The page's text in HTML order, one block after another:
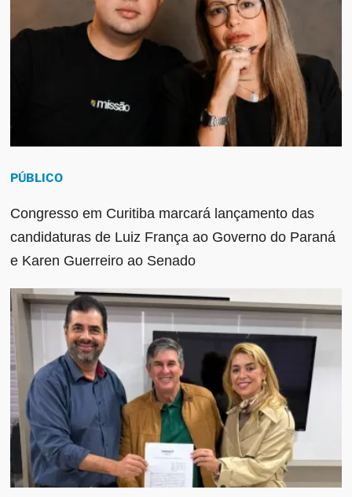
PÚBLICO
Congresso em Curitiba marcará lançamento das
candidaturas de Luiz França ao Governo do Paraná
e Karen Guerreiro ao Senado